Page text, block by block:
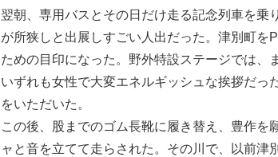
翌朝、専用バスとその日だけ走る記念列車を
が所狭しと出展しすごい人出だった。津別町
ための目印になった。野外特設ステージでは、
いずれも女性で大変エネルギッシュな挨拶だ
をいただいた。
この後、股までのゴム長靴に履き替え、豊作
ャと音を立てて走らされた。その川で、以前